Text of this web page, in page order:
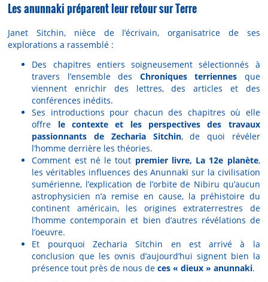
Les anunnaki préparent leur retour sur Terre
Janet Sitchin, nièce de l’écrivain, organisatrice de ses
explorations a rassemblé :
Des chapitres entiers soigneusement sélectionnés à
travers l’ensemble des Chroniques terriennes que
viennent enrichir des lettres, des articles et des
conférences inédits.
Ses introductions pour chacun des chapitres où elle
offre le contexte et les perspectives des travaux
passionnants de Zecharia Sitchin, de quoi révéler
l’homme derrière les théories.
Comment est né le tout premier livre, La 12e planète,
les véritables influences des Anunnaki sur la civilisation
sumérienne, l’explication de l’orbite de Nibiru qu’aucun
astrophysicien n’a remise en cause, la préhistoire du
continent américain, les origines extraterrestres de
l’homme contemporain et bien d’autres révélations de
l’oeuvre.
Et pourquoi Zecharia Sitchin en est arrivé à la
conclusion que les ovnis d’aujourd’hui signent bien la
présence tout près de nous de ces « dieux » anunnaki.